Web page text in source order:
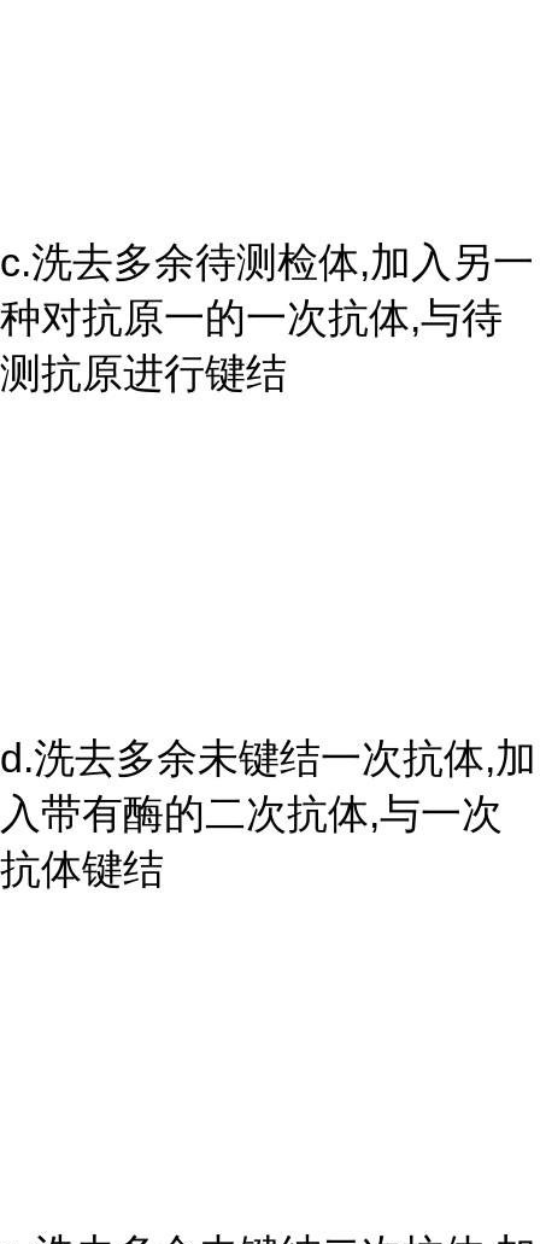
c.洗去多余待测检体,加入另一
种对抗原一的一次抗体,与待
测抗原进行键结
d.洗去多余未键结一次抗体,加
入带有酶的二次抗体,与一次
抗体键结